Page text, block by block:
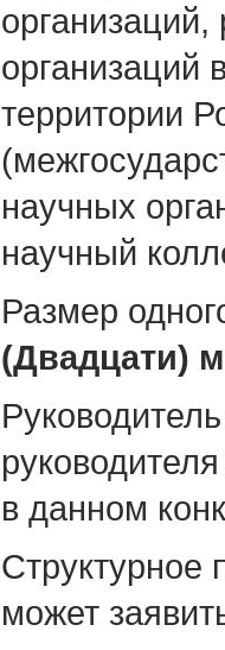
организаций,
организаций
территории
научных
научный
Размер
(Двадцати)
в данном
Структурное
может